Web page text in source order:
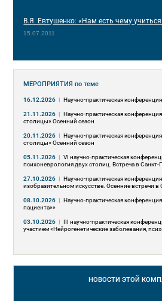
В.Я. Евтушенко: «Нам есть чему
15.07.2011
МЕРОПРИЯТИЯпо теме
16.12.2026 | Научно-практическая
21.11.2026 | Научно-практическая
столицы» Осенний сезон
20.11.2026 | Научно-практическая
столицы» Осенний сезон
05.11.2026 | VI научно-практическая
психоневрология двух столиц. Встреча в Санкт-
27.10.2026 | Научно-практическая
изобразительном искусстве. Осенние встречи в
08.10.2026 | Научно-практическая
пациента»»
03.10.2026 | III научно-практическая
участием «Нейрогенетические заболевания,
НОВОСТИ ЭТОЙ